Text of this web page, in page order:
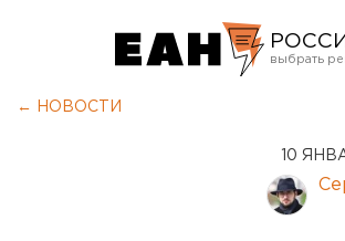
Курган
← НОВОСТИ
10